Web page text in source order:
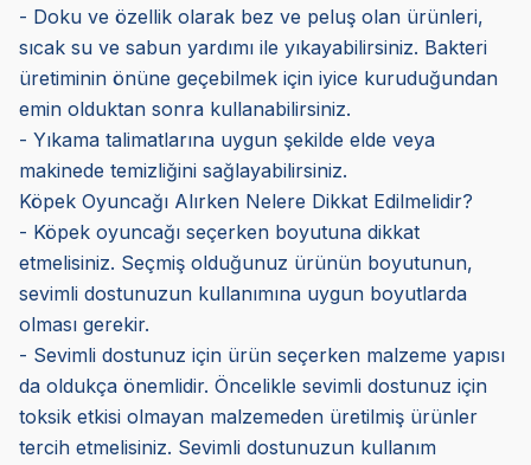
- Doku ve özellik olarak bez ve peluş olan ürünleri,
sıcak su ve sabun yardımı ile yıkayabilirsiniz. Bakteri
üretiminin önüne geçebilmek için iyice kuruduğundan
emin olduktan sonra kullanabilirsiniz.
- Yıkama talimatlarına uygun şekilde elde veya
makinede temizliğini sağlayabilirsiniz.
Köpek Oyuncağı Alırken Nelere Dikkat Edilmelidir?
- Köpek oyuncağı seçerken boyutuna dikkat
etmelisiniz. Seçmiş olduğunuz ürünün boyutunun,
sevimli dostunuzun kullanımına uygun boyutlarda
olması gerekir.
- Sevimli dostunuz için ürün seçerken malzeme yapısı
da oldukça önemlidir. Öncelikle sevimli dostunuz için
toksik etkisi olmayan malzemeden üretilmiş ürünler
tercih etmelisiniz. Sevimli dostunuzun kullanım